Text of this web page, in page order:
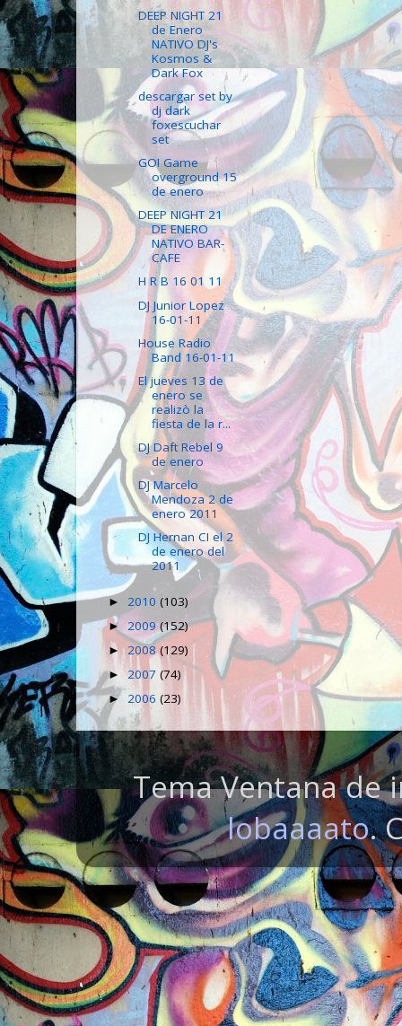
DEEP NIGHT 21
de Enero
NATIVO DJ's
Kosmos &
Dark Fox
descargar set by
dj dark
foxescuchar
set
GO! Game
overground 15
de enero
DEEP NIGHT 21
DE ENERO
NATIVO BAR-
CAFE
H R B 16 01 11
DJ Junior Lopez
16-01-11
House Radio
Band 16-01-11
El jueves 13 de
enero se
realizò la
fiesta de la r...
DJ Daft Rebel 9
de enero
DJ Marcelo
Mendoza 2 de
enero 2011
DJ Hernan CI el 2
de enero del
2011
► 2010 (103)
► 2009(152)
► 2008(129)
► 2007 (74)
► 2006 (23)
Tema Ventana de
lobaaaato.